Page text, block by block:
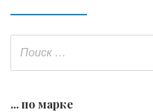
... по марке